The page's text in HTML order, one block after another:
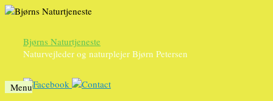
Bjørns Naturtjeneste
Naturvejleder og naturplejer Bjørn Petersen
Menu